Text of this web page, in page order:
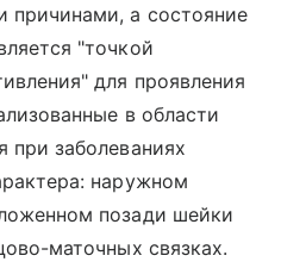
причинами, а состояние
"точкой
для проявления
в области
при заболеваниях
наружном
позади шейки
маточных связках.